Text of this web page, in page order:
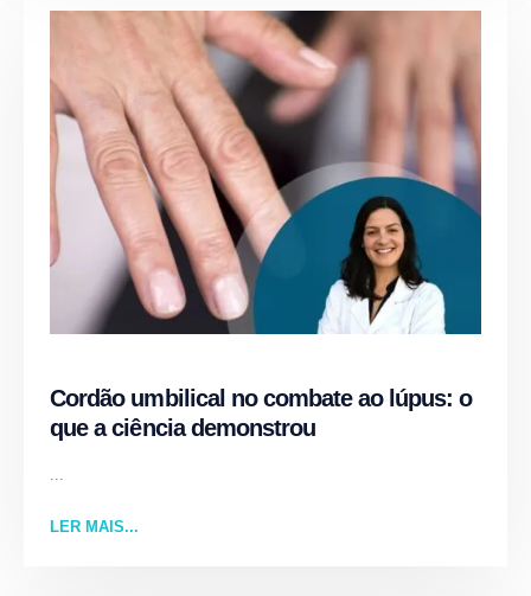
Cordão umbilical no combate ao lúpus: o
que a ciência demonstrou
...
LER MAIS...